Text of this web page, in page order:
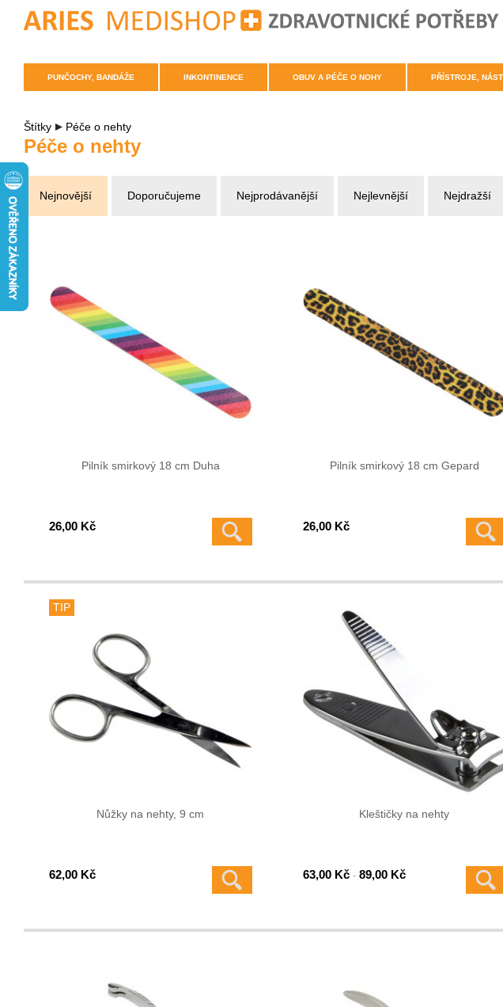
PUNČOCHY, BANDÁŽE INKONTINENCE OBUV A PÉČE O NOHY PŘÍSTROJE,
Štítky Péče o nehty
Péče o nehty
Nejnovější Doporučujeme Nejprodávanější Nejlevnější Nejdražší
Pilník smirkový 18 cm Duha
26,00 Kč
Pilník smirkový 18 cm Gepard
26,00 Kč
TIP
Nůžky na nehty, 9 cm
62,00 Kč
Kleštičky na nehty
63,00 Kč -89,00 Kč